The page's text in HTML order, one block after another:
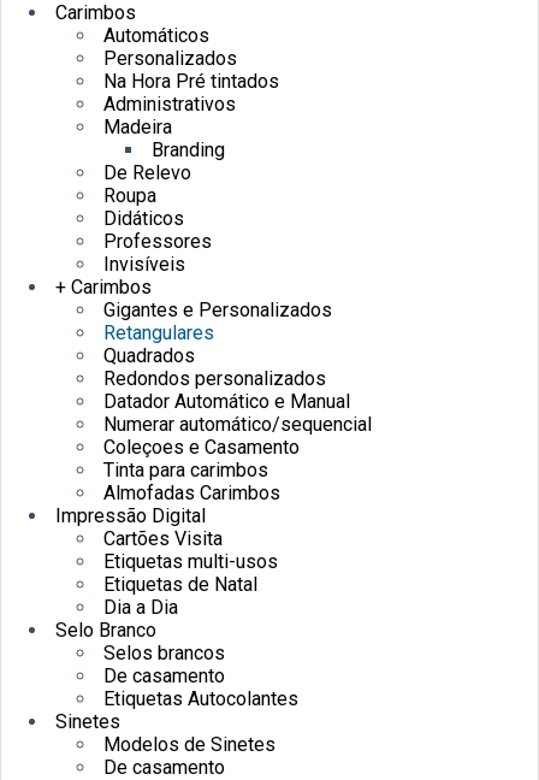
Carimbos
Automáticos
Personalizados
Na Hora Pré tintados
Administrativos
Madeira
Branding
De Relevo
Roupa
Didáticos
Professores
Invisíveis
+ Carimbos
Gigantes e Personalizados
Retangulares
Quadrados
Redondos personalizados
Datador Automático e Manual
Numerar automático/sequencial
Coleçoes e Casamento
Tinta para carimbos
Almofadas Carimbos
Impressão Digital
Cartões Visita
Etiquetas multi-usos
Etiquetas de Natal
Dia a Dia
Selo Branco
Selos brancos
De casamento
Etiquetas Autocolantes
Sinetes
Modelos de Sinetes
De casamento